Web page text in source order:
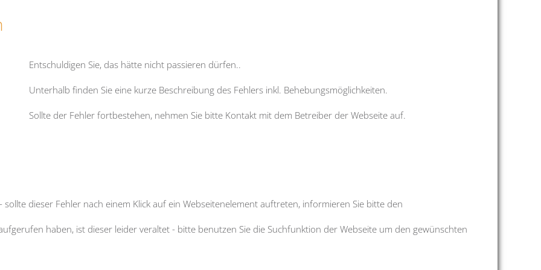
Entschuldigen Sie, das hätte nicht passieren dürfen..
Unterhalb finden Sie eine kurze Beschreibung des Fehlers inkl. Behebungsmöglichkeiten.
Sollte der Fehler fortbestehen, nehmen Sie bitte Kontakt mit dem Betreiber der Webseite auf.
dieser Fehler nach einem Klick auf ein Webseitenelement auftreten, informieren Sie bitte den
haben, ist dieser leider veraltet - bitte benutzen Sie die Suchfunktion der Webseite um den gewünschten